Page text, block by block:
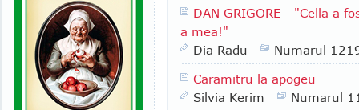
DAN GRIGORE - "Cella a
a mea!"
Dia Radu
Numarul
Caramitru la apogeu
Silvia Kerim
Numarul